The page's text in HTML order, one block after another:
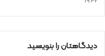
دیدگاهتان را بنویسید